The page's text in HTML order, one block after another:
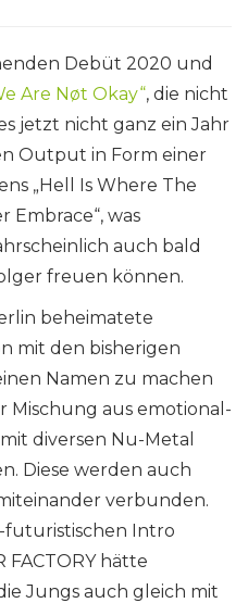
Debüt 2020 und
Are Nøt Okay“, die nicht
jetzt nicht ganz ein Jahr
Output in Form einer
„Hell Is Where The
Embrace“, was
auch bald
freuen können.
beheimatete
mit den bisherigen
Namen zu machen
aus emotional-
diversen Nu-Metal
Diese werden auch
verbunden.
futuristischen Intro
FACTORY hätte
Jungs auch gleich mit